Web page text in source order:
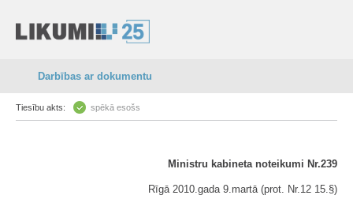
Darbības ar dokumentu
Tiesību akts: spēkā esošs
Ministru kabineta noteikumi Nr.239
Rīgā 2010.gada 9.martā (prot. Nr.12 15.§)